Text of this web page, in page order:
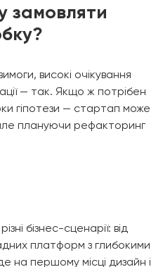
замовляти
високі очікування
— так. Якщо ж потрібен
гіпотези — стартап може
плануючи рефакторинг
бізнес-сценарії: від
платформ з глибокими
на першому місці дизайн і